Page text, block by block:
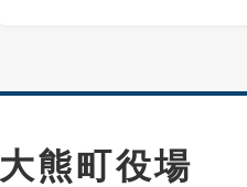
大熊町役場